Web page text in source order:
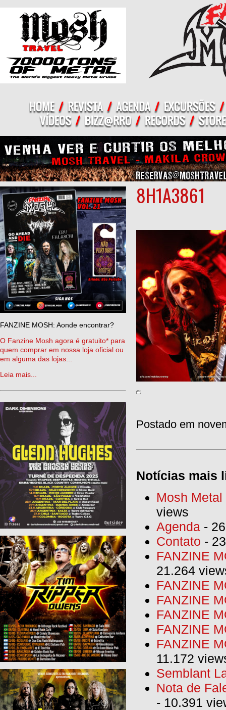
FANZINE MOSH: Aonde encontrar?
O Fanzine Mosh agora é gratuito* para
quem comprar em nossa loja oficial ou
em alguma das lojas...
Leia mais...
8H1A3861
Postado em
Notícias mais
Mosh
views
Agenda -
Contato -
FANZINE
21.264
FANZINE
FANZINE
FANZINE
FANZINE
FANZINE
11.172
Semblant
Nota de
- 10.391